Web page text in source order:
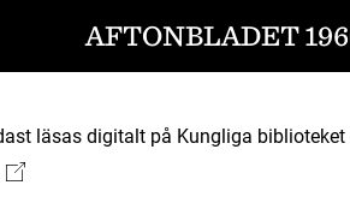
AFTONBLADET
läsas digitalt på Kungliga